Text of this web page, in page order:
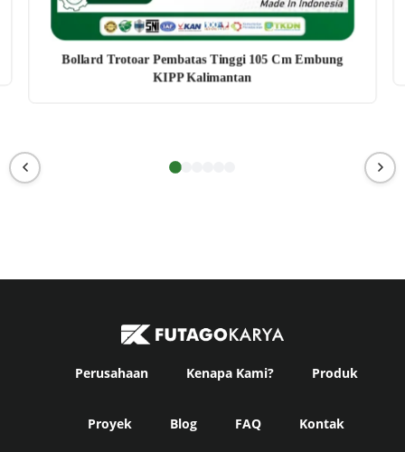
Bollard Trotoar Pembatas Tinggi 105 Cm Embung
KIPP Kalimantan
Perusahaan Kenapa Kami? Produk
Proyek Blog FAQ Kontak